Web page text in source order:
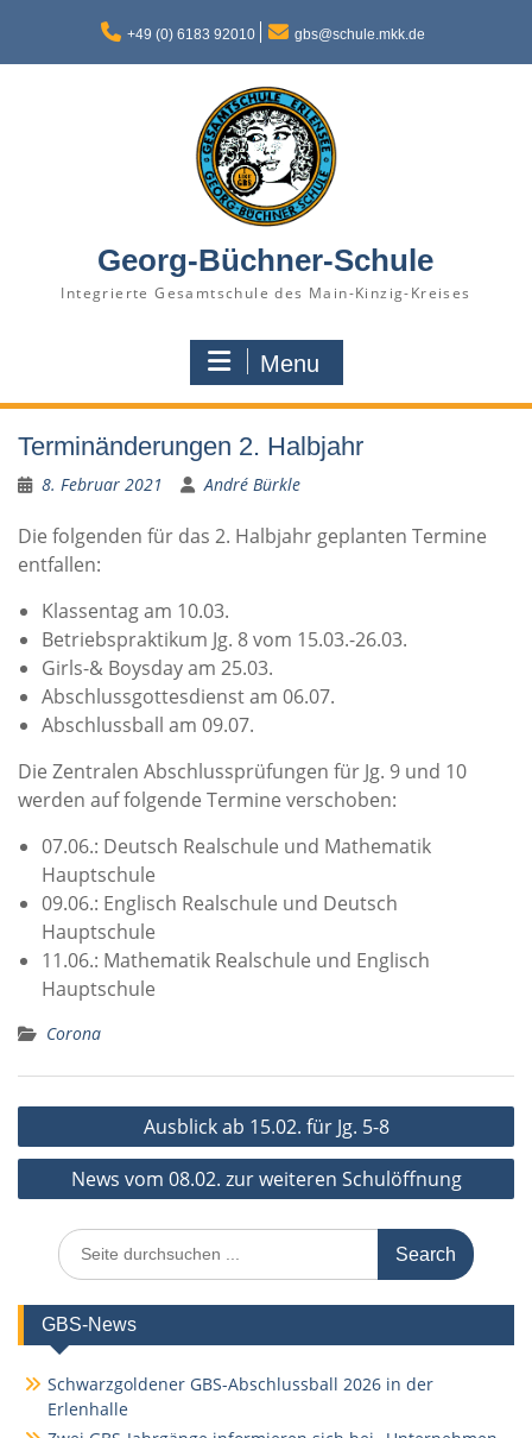
content
+49 (0) 6183 92010 gbs@schule.mkk.de
Georg-Büchner-Schule
Integrierte Gesamtschule des Main-Kinzig-Kreises
Menu
Terminänderungen 2. Halbjahr
8. Februar 2021 André Bürkle
Die folgenden für das 2. Halbjahr geplanten Termine
entfallen:
Klassentag am 10.03.
Betriebspraktikum Jg. 8 vom 15.03.-26.03.
Girls-& Boysday am 25.03.
Abschlussgottesdienst am 06.07.
Abschlussball am 09.07.
Die Zentralen Abschlussprüfungen für Jg. 9 und 10
werden auf folgende Termine verschoben:
07.06.: Deutsch Realschule und Mathematik
Hauptschule
09.06.: Englisch Realschule und Deutsch
Hauptschule
11.06.: Mathematik Realschule und Englisch
Hauptschule
Corona
Beitragsnavigation
Ausblick ab 15.02. für Jg. 5-8
News vom 08.02. zur weiteren Schulöffnung
Search
for:
GBS-News
Schwarzgoldener GBS-Abschlussball 2026 in der
Erlenhalle